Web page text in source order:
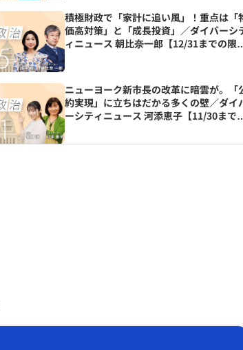
積極財政で「家計に追い風」！重点は「
価高対策」と「成長投資」／ダイバーシ
ィニュース 朝比奈一郎【12/31までの限
ニューヨーク新市長の改革に暗雲が。「
約実現」に立ちはだかる多くの壁／ダイ
ーシティニュース 河添恵子【11/30まで